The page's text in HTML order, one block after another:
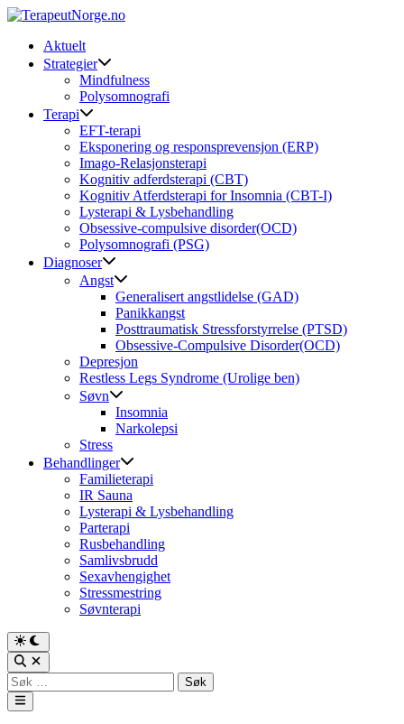
Skip
contentAktuelt
Strategier
Mindfulness
Polysomnografi
Terapi
EFT-terapi
Eksponering og responsprevensjon (ERP)
Imago-Relasjonsterapi
Kognitiv adferdsterapi (CBT)
Kognitiv Atferdsterapi for Insomnia (CBT-I)
Lysterapi & Lysbehandling
Obsessive-compulsive disorder(OCD)
Polysomnografi (PSG)
Diagnoser
Angst
Generalisert angstlidelse (GAD)
Panikkangst
Posttraumatisk Stressforstyrrelse (PTSD)
Obsessive-Compulsive Disorder(OCD)
Depresjon
Restless Legs Syndrome (Urolige ben)
Søvn
Insomnia
Narkolepsi
Stress
Behandlinger
Familieterapi
IR Sauna
Lysterapi & Lysbehandling
Parterapi
Rusbehandling
Samlivsbrudd
Sexavhengighet
Stressmestring
Søvnterapi
Switch
to
dark
mode
Open
Search
Søk
etter:
Main
Menu